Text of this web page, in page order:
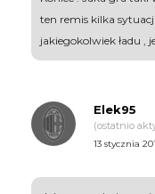
ten remis kilka
jakiegokolwiek ładu ,
Elek95
(ostatnio
13 stycznia